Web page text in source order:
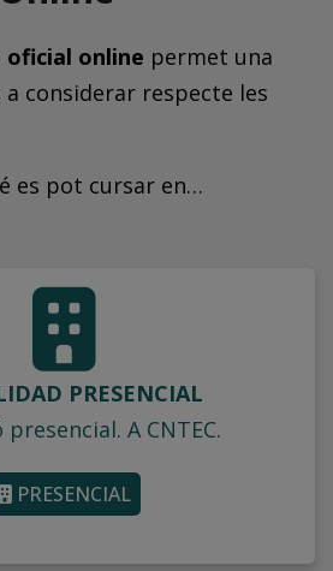
online permet una
a considerar respecte les
es pot cursar en…
PRESENCIAL
A CNTEC.
PRESENCIAL